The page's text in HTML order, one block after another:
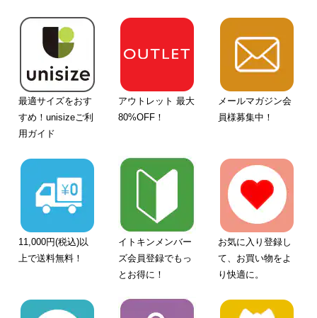
最適サイズをおす
すめ！unisizeご利
用ガイド
アウトレット 最大
80%OFF！
メールマガジン会
員様募集中！
11,000円(税込)以
上で送料無料！
イトキンメンバー
ズ会員登録でもっ
とお得に！
お気に入り登録し
て、お買い物をよ
り快適に。